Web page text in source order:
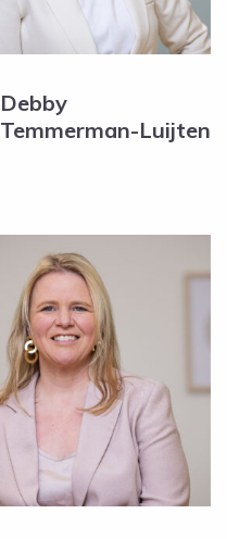
Debby
Temmerman-Luijten